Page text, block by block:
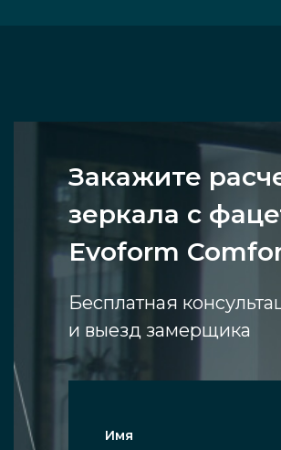
Закажите
зеркала с
Evoform
Бесплатная
и выезд замерщика